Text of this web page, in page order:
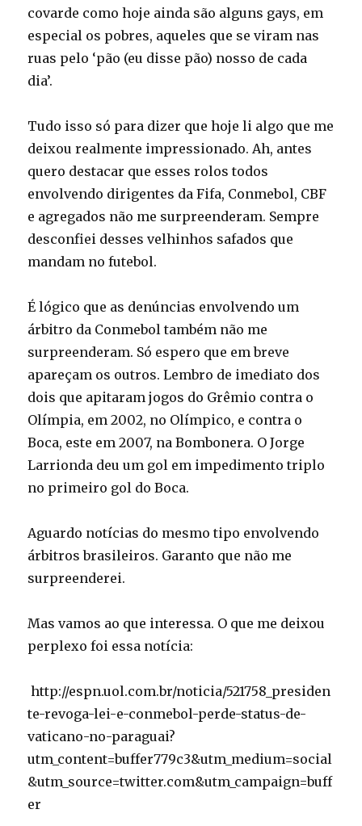
covarde como hoje ainda são alguns gays, em
especial os pobres, aqueles que se viram nas
ruas pelo ‘pão (eu disse pão) nosso de cada
dia’.
Tudo isso só para dizer que hoje li algo que me
deixou realmente impressionado. Ah, antes
quero destacar que esses rolos todos
envolvendo dirigentes da Fifa, Conmebol, CBF
e agregados não me surpreenderam. Sempre
desconfiei desses velhinhos safados que
mandam no futebol.
É lógico que as denúncias envolvendo um
árbitro da Conmebol também não me
surpreenderam. Só espero que em breve
apareçam os outros. Lembro de imediato dos
dois que apitaram jogos do Grêmio contra o
Olímpia, em 2002, no Olímpico, e contra o
Boca, este em 2007, na Bombonera. O Jorge
Larrionda deu um gol em impedimento triplo
no primeiro gol do Boca.
Aguardo notícias do mesmo tipo envolvendo
árbitros brasileiros. Garanto que não me
surpreenderei.
Mas vamos ao que interessa. O que me deixou
perplexo foi essa notícia:
http://espn.uol.com.br/noticia/521758_presiden
te-revoga-lei-e-conmebol-perde-status-de-
vaticano-no-paraguai?
utm_content=buffer779c3&utm_medium=social
&utm_source=twitter.com&utm_campaign=buff
er